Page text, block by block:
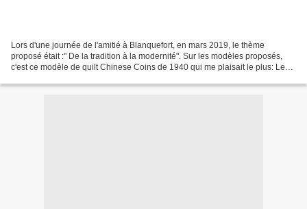
Lors d'une journée de l'amitié à Blanquefort, en mars 2019, le thème
proposé était :" De la tradition à la modernité". Sur les modèles proposés,
c'est ce modèle de quilt Chinese Coins de 1940 qui me plaisait le plus: Le